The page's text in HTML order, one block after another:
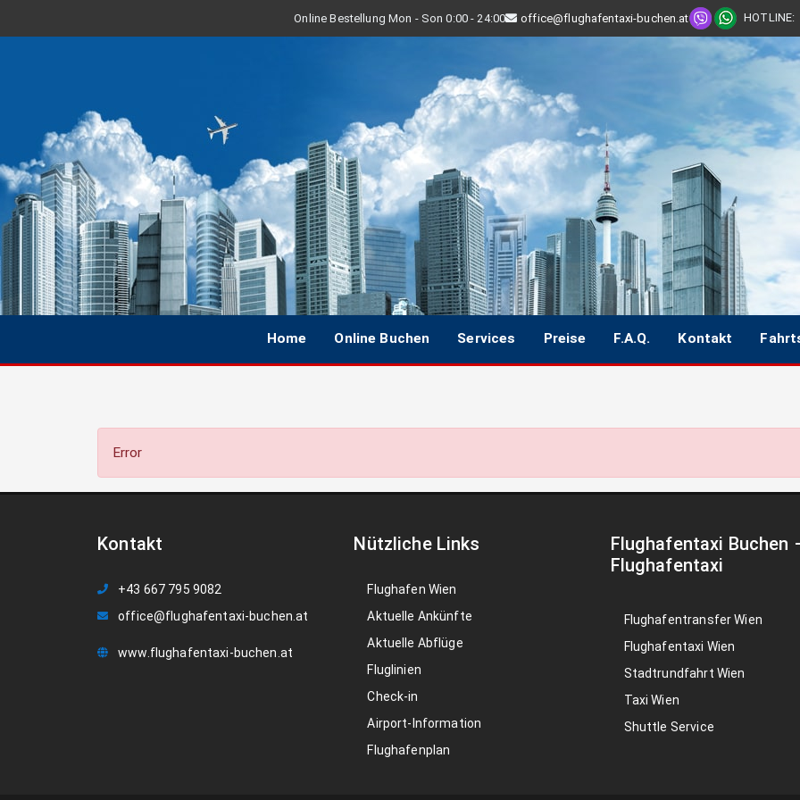
Online Bestellung Mon - Son 0:00 - 24:00 office@flughafentaxi-buchen.at HOTLINE:
Home Online Buchen Services Preise F.A.Q. Kontakt
Error
Kontakt
+43 667 795 9082
office@flughafentaxi-buchen.at
www.flughafentaxi-buchen.at
Nützliche Links
Flughafen Wien
Aktuelle Ankünfte
Aktuelle Abflüge
Fluglinien
Check-in
Airport-Information
Flughafenplan
Flughafentaxi Buchen
Flughafentaxi
Flughafentransfer Wien
Flughafentaxi Wien
Stadtrundfahrt Wien
Taxi Wien
Shuttle Service